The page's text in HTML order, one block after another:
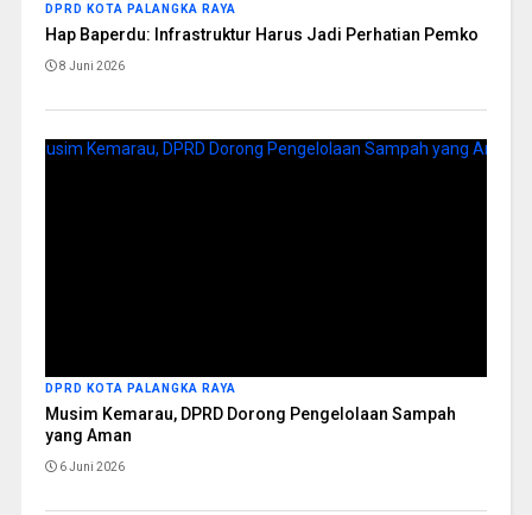
DPRD KOTA PALANGKA RAYA
Hap Baperdu: Infrastruktur Harus Jadi Perhatian Pemko
8 Juni 2026
DPRD KOTA PALANGKA RAYA
Musim Kemarau, DPRD Dorong Pengelolaan Sampah
yang Aman
6 Juni 2026